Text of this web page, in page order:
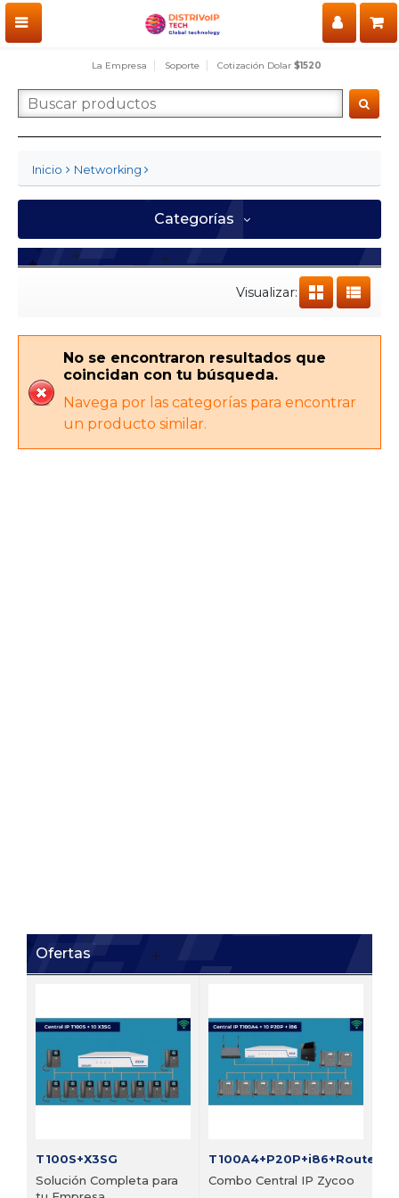
La Empresa Soporte Cotización Dolar $1520
Inicio Networking
Categorías
Visualizar:
No se encontraron resultados que
coincidan con tu búsqueda.
Navega por las categorías para encontrar
un producto similar.
Ofertas
T100S+X3SG
Solución Completa para
T100A4+P20P+i86+Router
Combo Central IP Zycoo